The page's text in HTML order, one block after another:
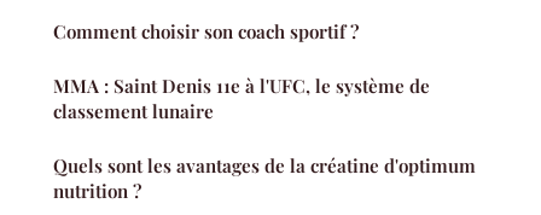
Comment choisir son coach sportif ?
MMA : Saint Denis 11e à l'UFC, le système de
classement lunaire
Quels sont les avantages de la créatine d'optimum
nutrition ?